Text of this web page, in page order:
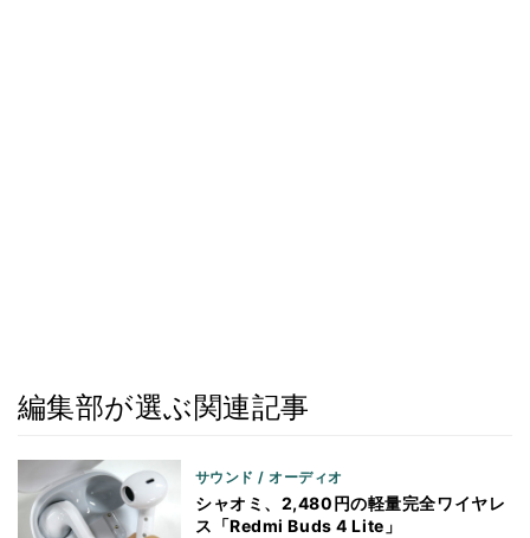
編集部が選ぶ関連記事
サウンド / オーディオ
シャオミ、2,480円の軽量完全ワイヤレ
ス「Redmi Buds 4 Lite」